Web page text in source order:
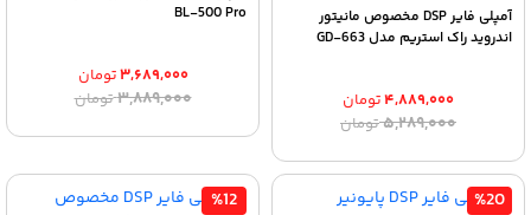
آمپلی فایر DSP مخصوص مانیتور
اندروید راک استریم مدل GD-663
۵,۲۸۹,۰۰۰تومانقیمت
۵,۲۸۹,۰۰۰ تومان
بود.
۴,۸۸۹,۰۰۰تومان
قیمت
۴,۸۸۹,۰۰۰ تومان.
BL-500 Pro
۳,۸۸۹,۰۰۰تومانقیمت
۳,۸۸۹,۰۰۰ تومان
۳,۶۸۹,۰۰۰تومان
قیمت
۳,۶۸۹,۰۰۰ تومان.
%20
%12